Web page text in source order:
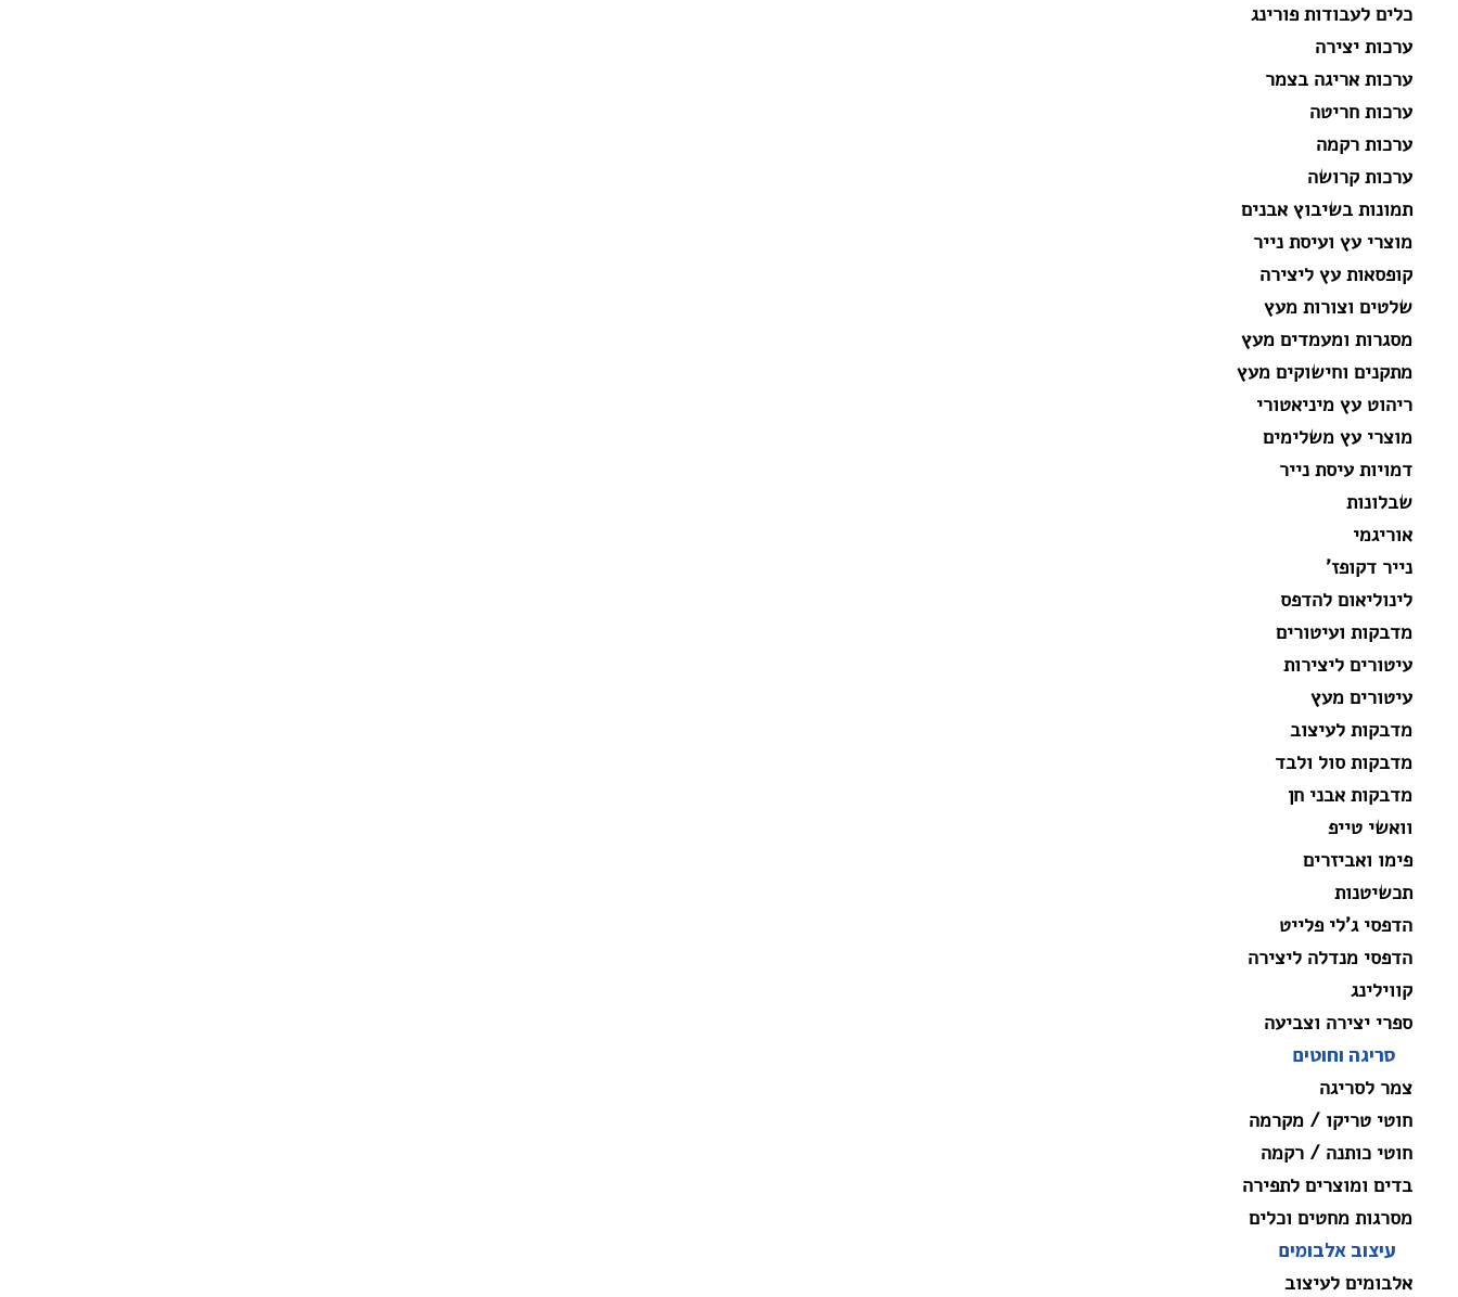
כלים לעבודות פורינג
ערכות יצירה
ערכות אריגה בצמר
ערכות חריטה
ערכות רקמה
ערכות קרושה
תמונות בשיבוץ אבנים
מוצרי עץ ועיסת נייר
קופסאות עץ ליצירה
שלטים וצורות מעץ
מסגרות ומעמדים מעץ
מתקנים וחישוקים מעץ
ריהוט עץ מיניאטורי
מוצרי עץ משלימים
דמויות עיסת נייר
שבלונות
אוריגמי
נייר דקופז'
לינוליאום להדפס
מדבקות ועיטורים
עיטורים ליצירות
עיטורים מעץ
מדבקות לעיצוב
מדבקות סול ולבד
מדבקות אבני חן
וואשי טייפ
פימו ואביזרים
תכשיטנות
הדפסי ג'לי פלייט
הדפסי מנדלה ליצירה
קווילינג
ספרי יצירה וצביעה
סריגה וחוטים
צמר לסריגה
חוטי טריקו / מקרמה
חוטי כותנה / רקמה
בדים ומוצרים לתפירה
מסרגות מחטים וכלים
עיצוב אלבומים
אלבומים לעיצוב